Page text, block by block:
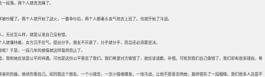
段落。两个人就洗洗睡了。
吵醒了。两个人就开始了战火，一番争吵后，两个人都垂头丧气地去上班了。也就开始了冷战。
无论怎么样，就是认准自己没有错。
就僵持着，女方沉不住气，提出分手。朋友不乐意了，分手就分手，而且还必须要坚决。
？于是，一段几年的感情就这样戛然而止了。
我和她应该是公平的待遇。可也是这份公平害苦了我们。我们希望对方做错了，就应该道歉，补偿。可轮到我们自己做错了，我们却有很多理由，希
的伤痛，继续伤害自己。如同我这个朋友，一个小疏忽，一次小情绪爆发，一场冷战，让他不愿意去哄她，最终错失了一段姻缘。我们很多人总是不